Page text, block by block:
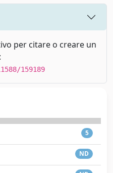
per citare o creare un
159189
5
ND